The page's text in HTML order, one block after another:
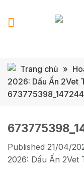
Trang chủ »
2026: Dấu Ấn 2Vet
Published 21/04/
2026: Dấu Ấn 2Vet